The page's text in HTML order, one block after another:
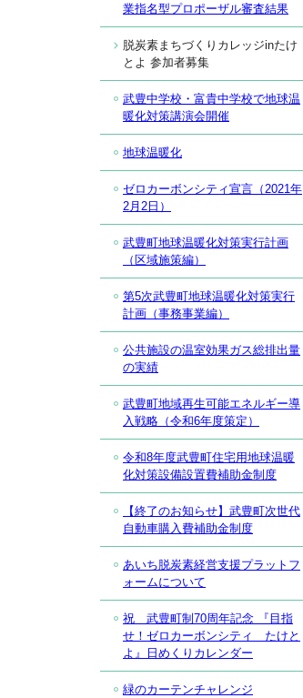
業指名型プロポーザル審査結果
脱炭素まちづくりカレッジinたけ
とよ 参加者募集
武豊中学校・富貴中学校で地球温
暖化対策講演会開催
地球温暖化
ゼロカーボンシティ宣言（2021年
2月2日）
武豊町地球温暖化対策実行計画
（区域施策編）
第5次武豊町地球温暖化対策実行
計画（事務事業編）
公共施設の温室効果ガス総排出量
の実績
武豊町地域再生可能エネルギー導
入戦略（令和6年度策定）
令和8年度武豊町住宅用地球温暖
化対策設備設置費補助金制度
【終了のお知らせ】武豊町次世代
自動車購入費補助金制度
あいち脱炭素経営支援プラットフ
ォームについて
祝 武豊町制70周年記念 『目指
せ！ゼロカーボンシティ たけと
よ』日めくりカレンダー
緑のカーテンチャレンジ